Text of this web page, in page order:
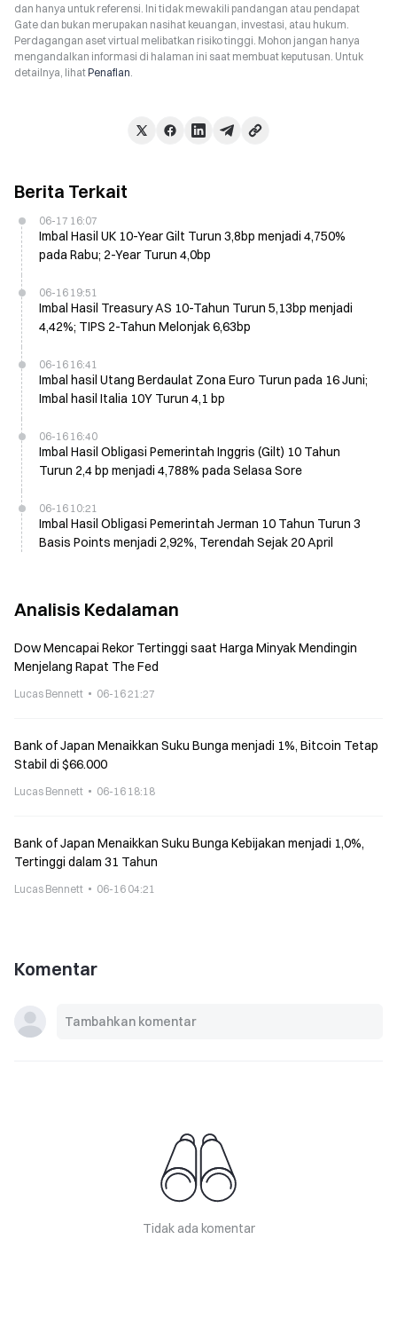
dan hanya untuk referensi. Ini tidak mewakili pandangan atau pendapat
Gate dan bukan merupakan nasihat keuangan, investasi, atau hukum.
Perdagangan aset virtual melibatkan risiko tinggi. Mohon jangan hanya
mengandalkan informasi di halaman ini saat membuat keputusan. Untuk
detailnya, lihatPenafian.
Berita Terkait
06-17 16:07
Imbal Hasil UK 10-Year Gilt Turun 3,8bp menjadi 4,750%
pada Rabu; 2-Year Turun 4,0bp
06-16 19:51
Imbal Hasil Treasury AS 10-Tahun Turun 5,13bp menjadi
4,42%; TIPS 2-Tahun Melonjak 6,63bp
06-16 16:41
Imbal hasil Utang Berdaulat Zona Euro Turun pada 16 Juni;
Imbal hasil Italia 10Y Turun 4,1 bp
06-16 16:40
Imbal Hasil Obligasi Pemerintah Inggris (Gilt) 10 Tahun
Turun 2,4 bp menjadi 4,788% pada Selasa Sore
06-16 10:21
Imbal Hasil Obligasi Pemerintah Jerman 10 Tahun Turun 3
Basis Points menjadi 2,92%, Terendah Sejak 20 April
Analisis Kedalaman
Dow Mencapai Rekor Tertinggi saat Harga Minyak Mendingin
Menjelang Rapat The Fed
Lucas Bennett 06-16 21:27
Bank of Japan Menaikkan Suku Bunga menjadi 1%, Bitcoin Tetap
Stabil di $66.000
Lucas Bennett 06-16 18:18
Bank of Japan Menaikkan Suku Bunga Kebijakan menjadi 1,0%,
Tertinggi dalam 31 Tahun
Lucas Bennett 06-16 04:21
Komentar
Tidak ada komentar